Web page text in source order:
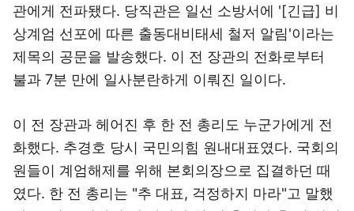
관에게 전파됐다. 당직관은 일선 소방서에 '[긴급] 비
상계엄 선포에 따른 출동대비태세 철저 알림'이라는
제목의 공문을 발송했다. 이 전 장관의 전화로부터
불과 7분 만에 일사분란하게 이뤄진 일이다.
이 전 장관과 헤어진 후 한 전 총리도 누군가에게 전
화했다. 추경호 당시 국민의힘 원내대표였다. 국회의
원들이 계엄해제를 위해 본회의장으로 집결하던 때
였다. 한 전 총리는 "추 대표, 걱정하지 마라"고 말했